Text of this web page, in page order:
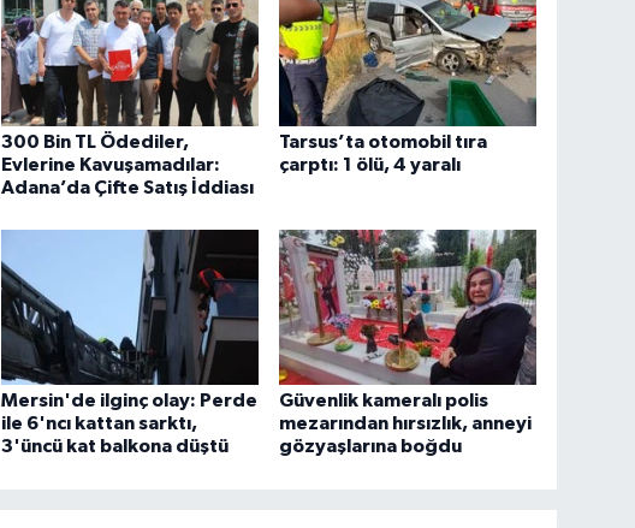
300 Bin TL Ödediler,
Evlerine Kavuşamadılar:
Adana’da Çifte Satış İddiası
Tarsus’ta otomobil tıra
çarptı: 1 ölü, 4 yaralı
Mersin'de ilginç olay: Perde
ile 6'ncı kattan sarktı,
3'üncü kat balkona düştü
Güvenlik kameralı polis
mezarından hırsızlık, anneyi
gözyaşlarına boğdu